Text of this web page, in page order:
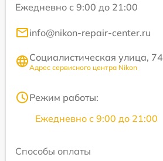
Ежедневно с 9:00 до 21:00
info@nikon-repair-center.ru
Социалистическая улица, 74
Адрес сервисного центра Nikon
Режим работы:
Ежедневно с 9:00 до 21:00
Способы оплаты